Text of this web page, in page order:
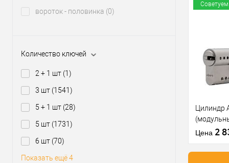
вороток - половинка (0)
Количество ключей
2 + 1 шт (1)
3 шт (1541)
5 + 1 шт (28)
5 шт (1731)
6 шт (70)
Показать ещё 4
Тип ключа
В
Уровень
Модель
Тип товара
Советуем
Цилиндр
штоком Ni
Цена 2